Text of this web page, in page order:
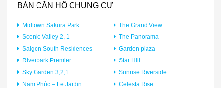
BÁN CĂN HỘ CHUNG CƯ
Midtown Sakura Park
Scenic Valley 2, 1
Saigon South Residences
Riverpark Premier
Sky Garden 3,2,1
Nam Phúc – Le Jardin
The Grand View
The Panorama
Garden plaza
Star Hill
Sunrise Riverside
Celesta Rise